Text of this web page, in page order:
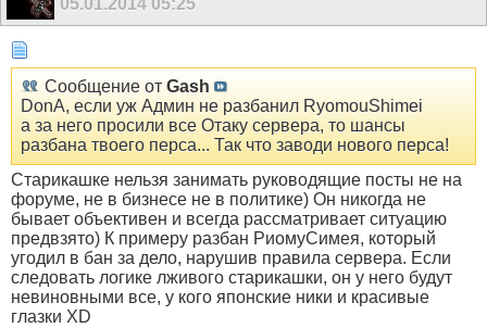
05.01.2014 05:25
Сообщение от Gash
DonA, если уж Админ не разбанил RyomouShimei
а за него просили все Отаку сервера, то шансы
разбана твоего перса... Так что заводи нового перса!
Старикашке нельзя занимать руководящие посты не на
форуме, не в бизнесе не в политике) Он никогда не
бывает объективен и всегда рассматривает ситуацию
предвзято) К примеру разбан РиомуСимея, который
угодил в бан за дело, нарушив правила сервера. Если
следовать логике лживого старикашки, он у него будут
невиновными все, у кого японские ники и красивые
глазки XD